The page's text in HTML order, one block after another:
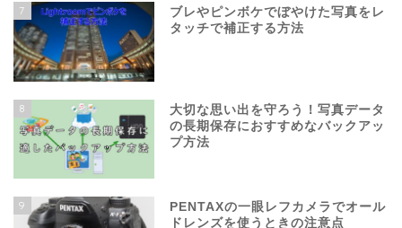
7
ブレやピンボケでぼやけた写真をレ
タッチで補正する方法
8
大切な思い出を守ろう！写真データ
の長期保存におすすめなバックアッ
プ方法
9
PENTAXの一眼レフカメラでオール
ドレンズを使うときの注意点